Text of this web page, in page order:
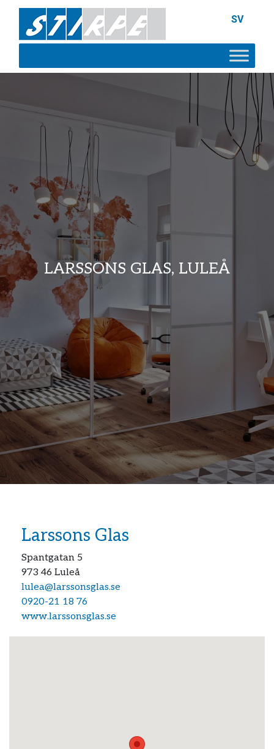
SV
LARSSONS GLAS, LULEÅ
Larssons Glas
Spantgatan 5
973 46 Luleå
lulea@larssonsglas.se
0920-21 18 76
www.larssonsglas.se